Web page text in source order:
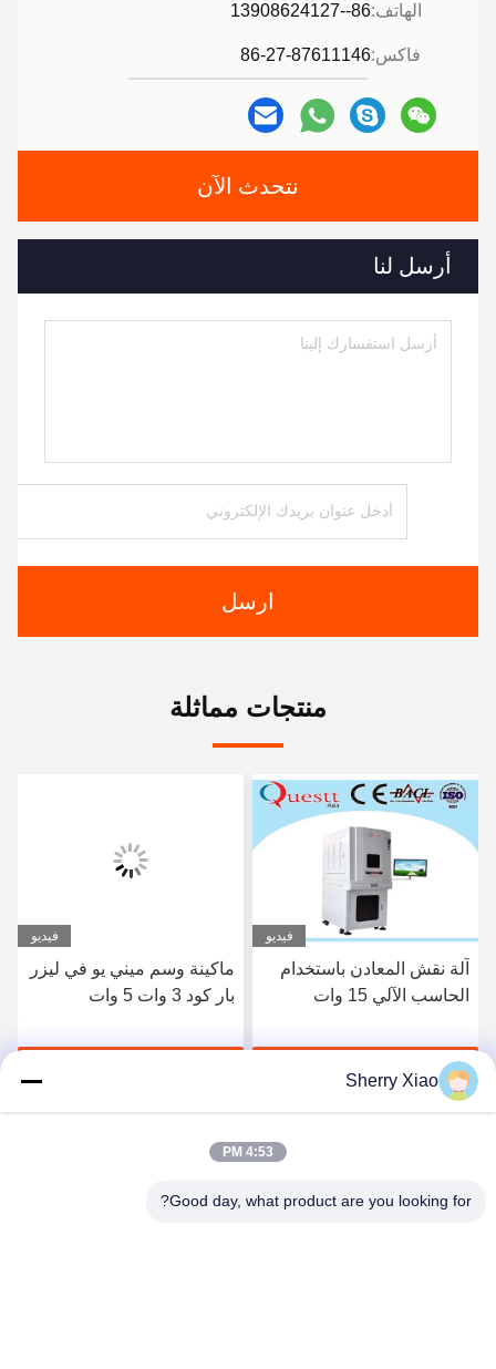
الهاتف:86--13908624127
فاكس:86-27-87611146
نتحدث الآن
أرسل لنا
ارسل
منتجات مماثلة
فيديو
آلة نقش المعادن باستخدام
الحاسب الآلي 15 وات
احصل على أفضل سعر
فيديو
ماكينة وسم ميني يو في ليزر
بار كود 3 وات 5 وات
Sherry Xiao
4:53 PM
Good day, what product are you looking for?